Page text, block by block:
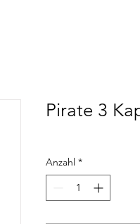
Pirate 3
Anzahl *